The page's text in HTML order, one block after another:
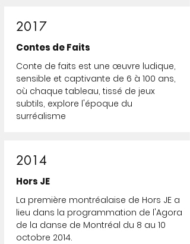
2017
Contes de Faits
Conte de faits est une œuvre ludique,
sensible et captivante de 6 à 100 ans,
où chaque tableau, tissé de jeux
subtils, explore l'époque du
surréalisme
2014
Hors JE
La première montréalaise de Hors JE a
lieu dans la programmation de l'Agora
de la danse de Montréal du 8 au 10
octobre 2014.